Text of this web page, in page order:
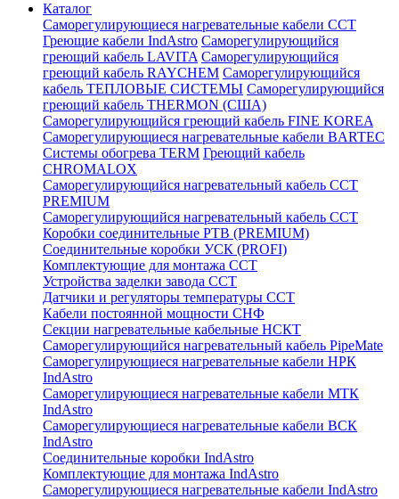
Каталог
Саморегулирующиеся нагревательные кабели ССТ
Греющие кабели IndAstro Саморегулирующийся
греющий кабель LAVITA Саморегулирующийся
греющий кабель RAYCHEM Саморегулирующийся
кабель ТЕПЛОВЫЕ СИСТЕМЫ Саморегулирующийся
греющий кабель THERMON (США)
Саморегулирующийся греющий кабель FINE KOREA
Саморегулирующиеся нагревательные кабели BARTEC
Системы обогрева TERM Греющий кабель
CHROMALOX
Саморегулирующийся нагревательный кабель ССТ
PREMIUM
Саморегулирующийся нагревательный кабель ССТ
Коробки соединительные РТВ (PREMIUM)
Соединительные коробки УСК (PROFI)
Комплектующие для монтажа ССТ
Устройства заделки завода ССТ
Датчики и регуляторы температуры ССТ
Кабели постоянной мощности СНФ
Секции нагревательные кабельные НСКТ
Саморегулирующийся нагревательный кабель PipeMate
Саморегулирующиеся нагревательные кабели НРК
IndAstro
Саморегулирующиеся нагревательные кабели МТК
IndAstro
Саморегулирующиеся нагревательные кабели ВСК
IndAstro
Соединительные коробки IndAstro
Комплектующие для монтажа IndAstro
Саморегулирующиеся нагревательные кабели IndAstro